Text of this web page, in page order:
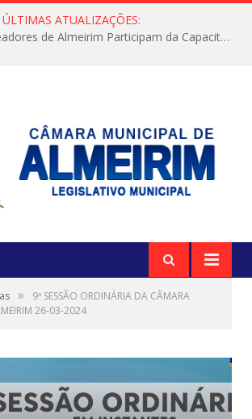
ÚLTIMAS ATUALIZAÇÕES:
Servidores e Vereadores de Almeirim Participam da Capacitação “Orientar é a Nossa Missão”
»
9ª SESSÃO ORDINÁRIA DA CÂMARA
26-03-2024